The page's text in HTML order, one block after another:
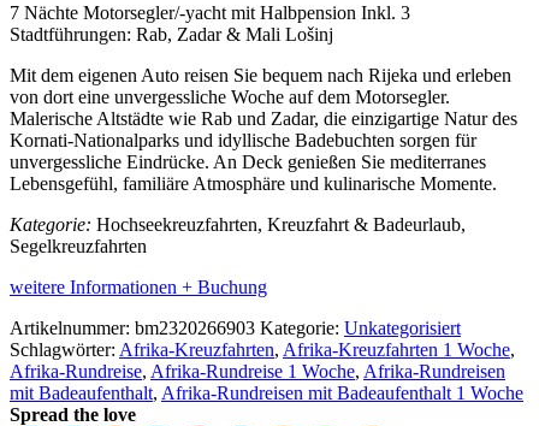
7 Nächte Motorsegler/-yacht mit Halbpension Inkl. 3
Stadtführungen: Rab, Zadar & Mali Lošinj
Mit dem eigenen Auto reisen Sie bequem nach Rijeka und erleben
von dort eine unvergessliche Woche auf dem Motorsegler.
Malerische Altstädte wie Rab und Zadar, die einzigartige Natur des
Kornati-Nationalparks und idyllische Badebuchten sorgen für
unvergessliche Eindrücke. An Deck genießen Sie mediterranes
Lebensgefühl, familiäre Atmosphäre und kulinarische Momente.
Kategorie: Hochseekreuzfahrten, Kreuzfahrt & Badeurlaub,
Segelkreuzfahrten
weitere Informationen + Buchung
Artikelnummer: bm2320266903 Kategorie: Unkategorisiert
Schlagwörter: Afrika-Kreuzfahrten, Afrika-Kreuzfahrten 1 Woche,
Afrika-Rundreise, Afrika-Rundreise 1 Woche, Afrika-Rundreisen
mit Badeaufenthalt, Afrika-Rundreisen mit Badeaufenthalt 1 Woche
Spread the love